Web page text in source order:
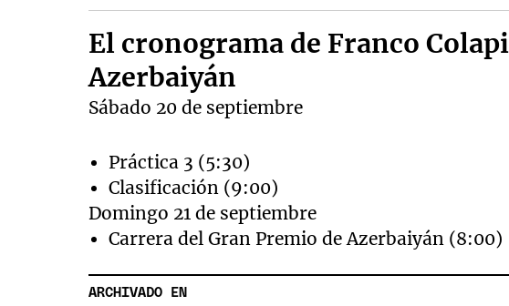
El cronograma de Franco
Azerbaiyán
Sábado 20 de septiembre
Práctica 3 (5:30)
Clasificación (9:00)
Domingo 21 de septiembre
Carrera del Gran Premio de Azerbaiyán (8:00)
ARCHIVADO EN